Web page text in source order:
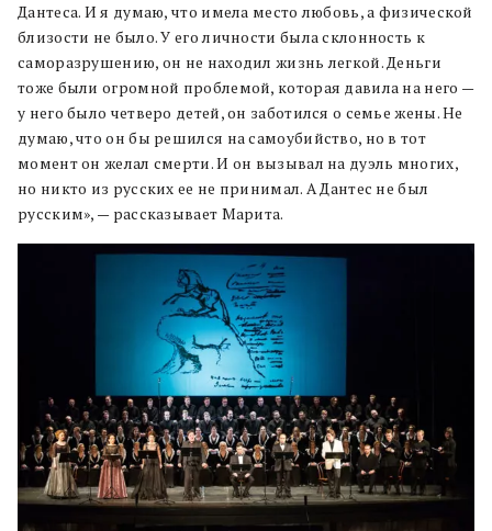
Дантеса. И я думаю, что имела место любовь, а физической
близости не было. У его личности была склонность к
саморазрушению, он не находил жизнь легкой. Деньги
тоже были огромной проблемой, которая давила на него —
у него было четверо детей, он заботился о семье жены. Не
думаю, что он бы решился на самоубийство, но в тот
момент он желал смерти. И он вызывал на дуэль многих,
но никто из русских ее не принимал. А Дантес не был
русским», — рассказывает Марита.